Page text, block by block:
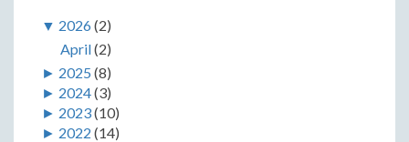
▼ 2026(2)
April(2)
► 2025 (8)
► 2024(3)
► 2023(10)
► 2022 (14)